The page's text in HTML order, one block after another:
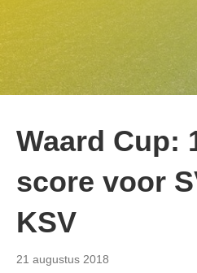
Waard Cup:
score voor
KSV
21 augustus 2018